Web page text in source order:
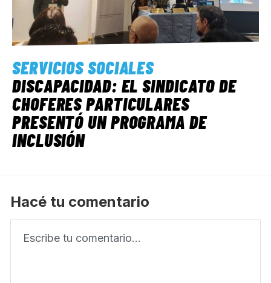
SERVICIOS SOCIALES
DISCAPACIDAD: EL SINDICATO DE
CHOFERES PARTICULARES
PRESENTÓ UN PROGRAMA DE
INCLUSIÓN
Hacé tu comentario